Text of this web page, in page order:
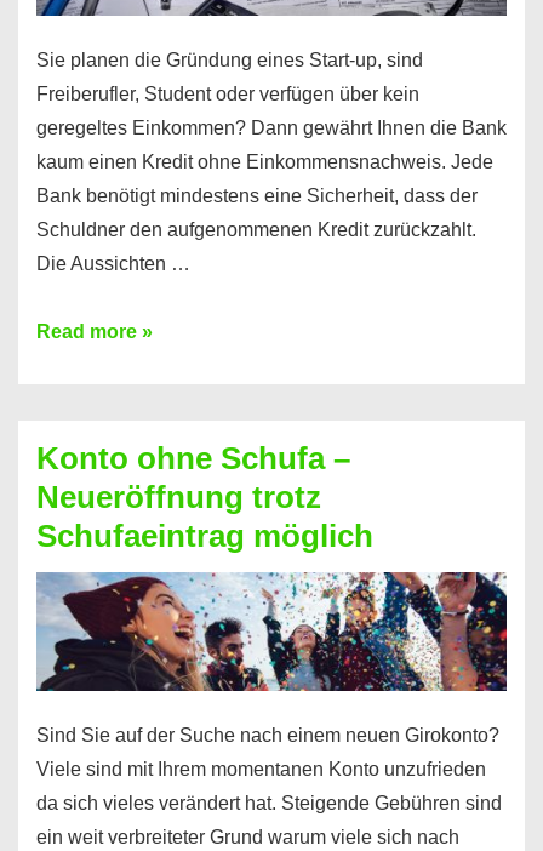
Sie planen die Gründung eines Start-up, sind
Freiberufler, Student oder verfügen über kein
geregeltes Einkommen? Dann gewährt Ihnen die Bank
kaum einen Kredit ohne Einkommensnachweis. Jede
Bank benötigt mindestens eine Sicherheit, dass der
Schuldner den aufgenommenen Kredit zurückzahlt.
Die Aussichten …
Mit
Sie
einen
Kredit
ohne
Einkommensnachweis
Read more »
Konto ohne Schufa –
Neueröffnung trotz
Schufaeintrag möglich
Sind Sie auf der Suche nach einem neuen Girokonto?
Viele sind mit Ihrem momentanen Konto unzufrieden
da sich vieles verändert hat. Steigende Gebühren sind
ein weit verbreiteter Grund warum viele sich nach